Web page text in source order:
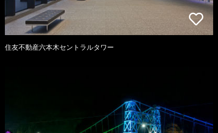
住友不動産六本木セントラルタワー